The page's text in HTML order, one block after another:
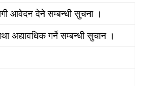
आवेदन देने सम्बन्धी सुचना ।
अद्यावधिक गर्ने सम्बन्धी सुचान ।